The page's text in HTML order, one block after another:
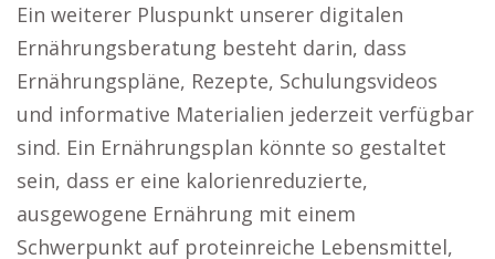
Ein weiterer Pluspunkt unserer digitalen
Ernährungsberatung besteht darin, dass
Ernährungspläne, Rezepte, Schulungsvideos
und informative Materialien jederzeit verfügbar
sind. Ein Ernährungsplan könnte so gestaltet
sein, dass er eine kalorienreduzierte,
ausgewogene Ernährung mit einem
Schwerpunkt auf proteinreiche Lebensmittel,